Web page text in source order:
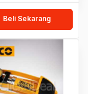
Beli Sekarang